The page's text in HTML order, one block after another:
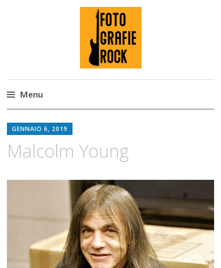
Fotografie ROCK
Menu
to
content
GENNAIO 6, 2019
Malcolm Young